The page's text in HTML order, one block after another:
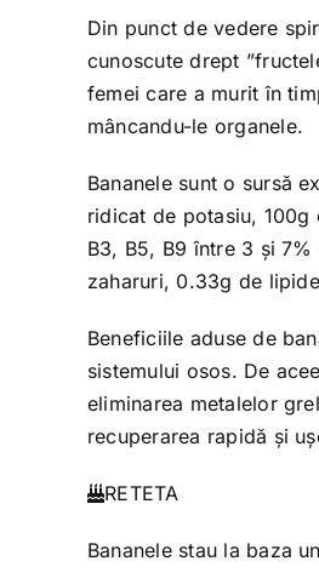
Din punct de vedere
cunoscute drept
femei care a murit în
mâncandu-le organele.
Bananele sunt o sursă
ridicat de potasiu, 100g
B3, B5, B9 între 3 și
zaharuri, 0.33g de
Beneficiile aduse de
sistemului osos. De
eliminarea metalelor
recuperarea rapidă și
RETETA
Bananele stau la baza